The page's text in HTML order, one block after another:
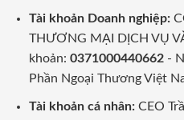
Tài khoản Doanh nghiệp:
THƯƠNG MẠI DỊCH VỤ
khoản: 0371000440662-
Phần Ngoại Thương Việt
Tài khoản cá nhân: CEO